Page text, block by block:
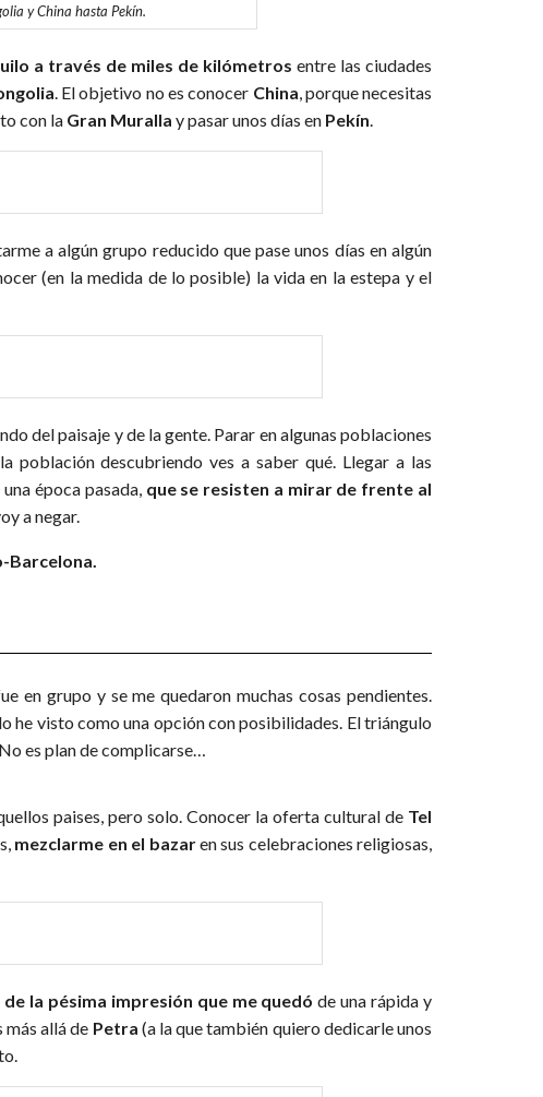
y China hasta Pekín.
a través de miles de kilómetros entre las ciudades
. El objetivo no es conocer China , porque necesitas
con la Gran Muralla y pasar unos días en Pekín
a algún grupo reducido que pase unos días en algún
(en la medida de lo posible) la vida en la estepa y el
del paisaje y de la gente. Parar en algunas poblaciones
población descubriendo ves a saber qué. Llegar a las
época pasada, que se resisten a mirar de frente al
a negar.
en grupo y se me quedaron muchas cosas pendientes.
he visto como una opción con posibilidades. El triángulo
es plan de complicarse…
paises, pero solo. Conocer la oferta cultural de Tel
mezclarme en el bazaren sus celebraciones religiosas,
la pésima impresión que me quedó de una rápida y
allá de Petra (a la que también quiero dedicarle unos